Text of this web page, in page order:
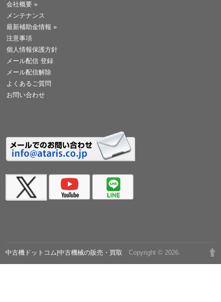
会社概要 »
メンテナンス
最新補助金情報 »
注意事項
個人情報保護方針
メール配信 登録
メール配信解除
よくあるご質問
お問い合わせ
中古機ドットコム|中古機械の販売・買取 Copyright © 2026.